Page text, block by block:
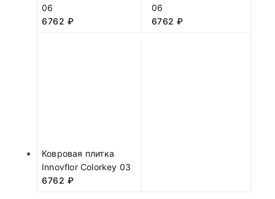
06
6762 ₽
06
6762 ₽
Ковровая плитка
Innovflor Colorkey 03
6762 ₽